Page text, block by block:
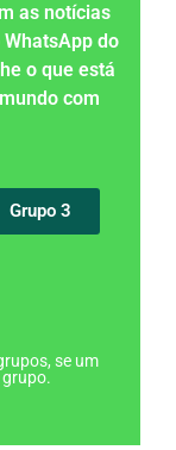
as notícias
do
o que está
com
Grupo 3
se um